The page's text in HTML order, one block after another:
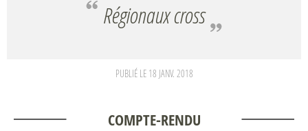
Régionaux cross
PUBLIÉ LE 18 JANV. 2018
COMPTE-RENDU